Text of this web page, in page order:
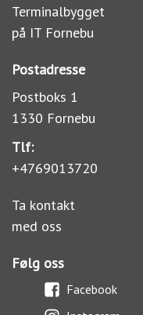
Terminalbygget
på IT Fornebu
Postadresse
Postboks 1
1330 Fornebu
Tlf:
+4769013720
Ta kontakt
med oss
Følg oss
Facebook